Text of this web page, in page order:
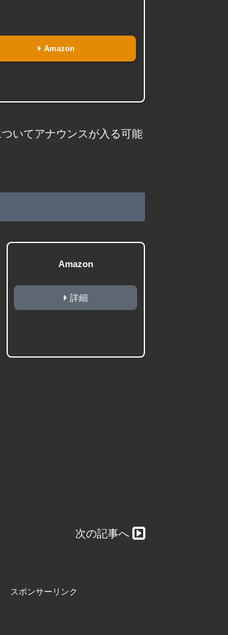
Amazon
いてアナウンスが入る可能
Amazon
詳細
次の記事へ
スポンサーリンク